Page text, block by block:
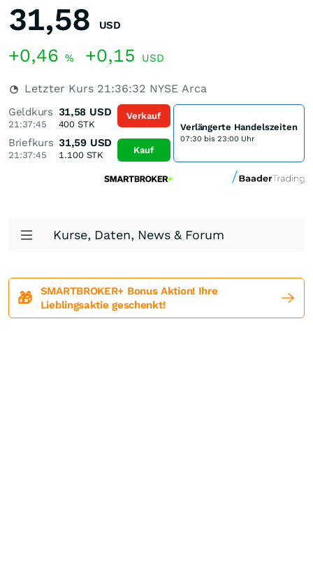
31,58 USD
+0,46 % +0,15 USD
Letzter Kurs 21:36:32 NYSE Arca
Geldkurs
21:37:45
31,58 USD
400 STK
Briefkurs
21:37:45
31,59 USD
1.100STK
Verkauf
Kauf
Verlängerte Handelszeiten
07:30 bis 23:00 Uhr
Kurse, Daten, News & Forum
🎁
SMARTBROKER+ Bonus Aktion! Ihre
Lieblingsaktie geschenkt!